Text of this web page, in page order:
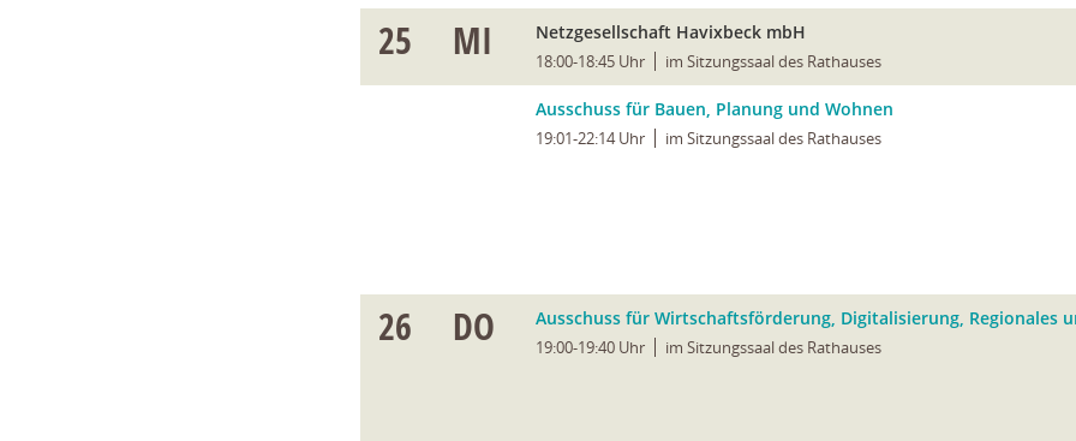
25
MI Netzgesellschaft Havixbeck mbH
18:00-18:45 Uhr im Sitzungssaal des Rathauses
Ausschuss für Bauen, Planung und Wohnen
19:01-22:14 Uhr im Sitzungssaal des Rathauses
26 DO Ausschuss für Wirtschaftsförderung, Digitalisierung, Regionales
19:00-19:40 Uhr im Sitzungssaal des Rathauses